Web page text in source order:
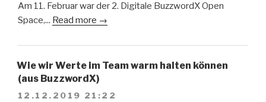
Am 11. Februar war der 2. Digitale BuzzwordX Open
Space,... Read more →
Wie wir Werte im Team warm halten können
(aus BuzzwordX)
12.12.2019 21:22